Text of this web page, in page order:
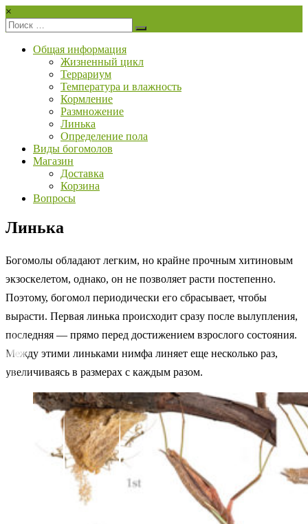
Перейти
к
содержимому
PrayingMantis.ru
Здесь
содержании!
×
Общая информация
Жизненный цикл
Террариум
Температура и влажность
Кормление
Размножение
Линька
Определение пола
Виды богомолов
Магазин
Доставка
Корзина
Вопросы
Линька
Богомолы обладают легким, но крайне прочным хитиновым
экзоскелетом, однако, он не позволяет расти постепенно.
Поэтому, богомол периодически его сбрасывает, чтобы
вырасти. Первая линька происходит сразу после вылупления,
последняя — прямо перед достижением взрослого состояния.
Между этими линьками нимфа линяет еще несколько раз,
увеличиваясь в размерах с каждым разом.